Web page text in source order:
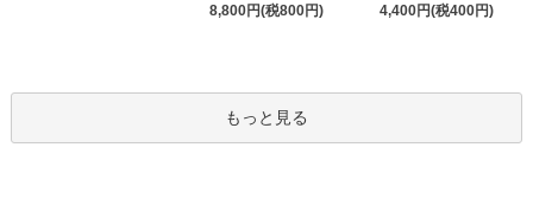
8,800円(税800円)
4,400円(税400円)
もっと見る